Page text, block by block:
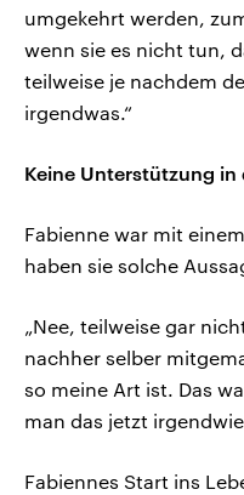
umgekehrt werden,
wenn sie es nicht tun,
teilweise je nachdem
irgendwas.“
Keine Unterstützung in
Fabienne war mit
haben sie solche
„Nee, teilweise gar
nachher selber
so meine Art ist. Das
man das jetzt
Fabiennes Start ins